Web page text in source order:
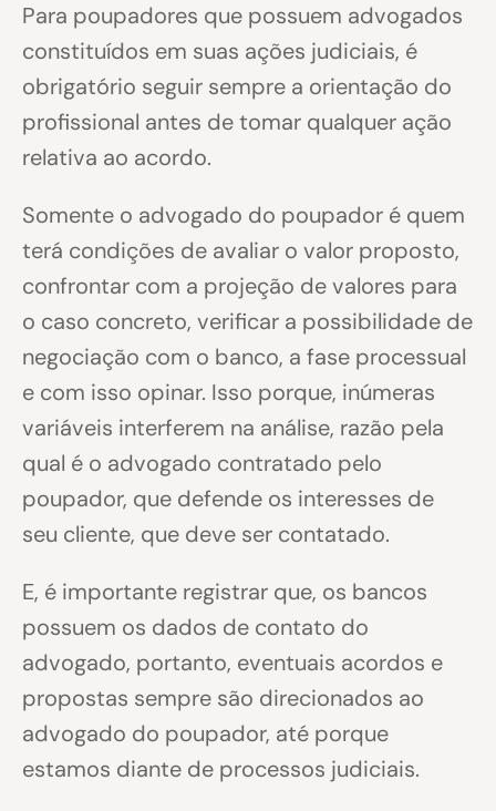
Para poupadores que possuem advogados
constituídos em suas ações judiciais, é
obrigatório seguir sempre a orientação do
profissional antes de tomar qualquer ação
relativa ao acordo.
Somente o advogado do poupador é quem
terá condições de avaliar o valor proposto,
confrontar com a projeção de valores para
o caso concreto, verificar a possibilidade de
negociação com o banco, a fase processual
e com isso opinar. Isso porque, inúmeras
variáveis interferem na análise, razão pela
qual é o advogado contratado pelo
poupador, que defende os interesses de
seu cliente, que deve ser contatado.
E, é importante registrar que, os bancos
possuem os dados de contato do
advogado, portanto, eventuais acordos e
propostas sempre são direcionados ao
advogado do poupador, até porque
estamos diante de processos judiciais.